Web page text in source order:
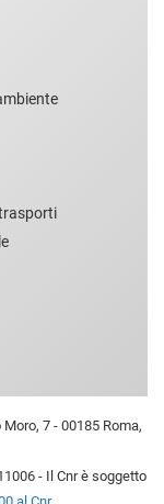
7 - 00185 Roma,
- Il Cnr è soggetto